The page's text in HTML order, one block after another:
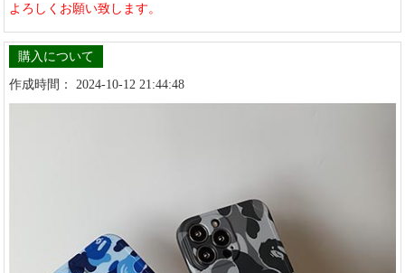
よろしくお願い致します。
購入について
作成時間： 2024-10-12 21:44:48